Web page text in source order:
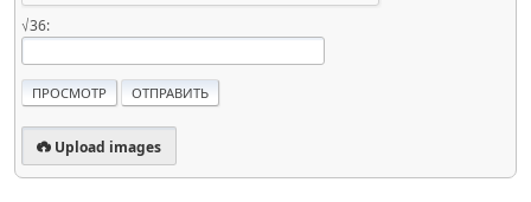
√36:
Upload images